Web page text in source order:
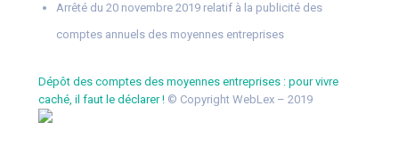
Arrêté du 20 novembre 2019 relatif à la publicité des
comptes annuels des moyennes entreprises
Dépôt des comptes des moyennes entreprises : pour vivre
caché, il faut le déclarer ! © Copyright WebLex – 2019